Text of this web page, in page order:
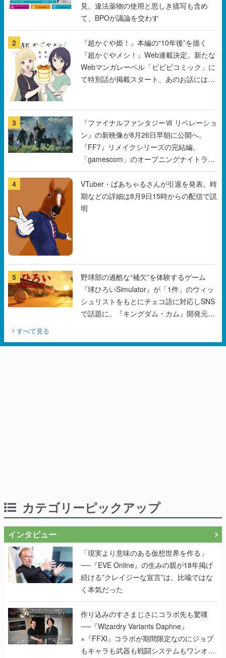
見。違法薬物の使用と思しき描写も含め
て、BPOが議論を交わす
2
『超かぐや姫！』本編の“10年後”を描く
『超かぐやメシ！』Web連載決定。新たな
Webマンガレーベル「ビビビコミック」に
て特別話が掲載スタート、あのお話には…
3
『ファイナルファンタジーⅦ リベレーショ
ン』の新映像が8月26日早朝に公開へ。
『FF7』リメイクシリーズの完結編、
「gamescom」のオープニングナイトライ
ブにてディレクターの浜口直樹氏が登壇す
る予定
4
VTuber・ばあちゃるさんが引退を発表。時
期などの詳細は8月9日15時からの配信で説
明
5
野球部の過酷な“補欠”を体験するゲーム
『球ひろいSimulator』が「1件」のウィッ
シュリストをもとにチェコ語に対応しSNS
で話題に。『キングダム・カム』開発元や
すべて見る
カテゴリーピックアップ
インタビュー
「現実より意味のある仮想世界を作る」
──『EVE Online』の生みの親が18年掲げ
続ける”クレイジーな宣言”は、比喩ではな
く本気だった
作り込みのすさまじさにコラボ先も驚嘆
──『Wizardry Variants Daphne』
×『FFXI』コラボが期間限定なのにジョブ
もキャラも武器も戦闘システムもワンオフ